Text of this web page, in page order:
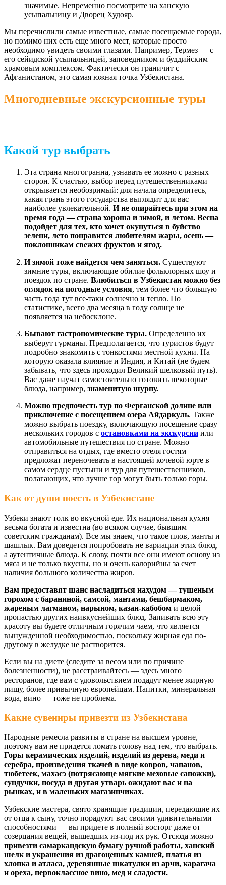
значимые. Непременно посмотрите на ханскую
усыпальницу и Дворец Худояр.
Мы перечислили самые известные, самые посещаемые города,
но помимо них есть еще много мест, которые просто
необходимо увидеть своими глазами. Например, Термез — с
его сейидской усыпальницей, заповедником и буддийским
храмовым комплексом. Фактически он граничит с
Афганистаном, это самая южная точка Узбекистана.
Многодневные экскурсионные туры
Какой тур выбрать
Эта страна многогранна, узнавать ее можно с разных
сторон. К счастью, выбор перед путешественниками
открывается необозримый: для начала определитесь,
какая грань этого государства выглядит для вас
наиболее увлекательной. И не опирайтесь при этом на
время года — страна хороша и зимой, и летом. Весна
подойдет для тех, кто хочет окунуться в буйство
зелени, лето понравится любителям жары, осень —
поклонникам свежих фруктов и ягод.
И зимой тоже найдется чем заняться. Существуют
зимние туры, включающие обилие фольклорных шоу и
поездок по стране. Влюбиться в Узбекистан можно без
оглядок на погодные условия, тем более что большую
часть года тут все-таки солнечно и тепло. По
статистике, всего два месяца в году солнце не
появляется на небосклоне.
Бывают гастрономические туры. Определенно их
выберут гурманы. Предполагается, что туристов будут
подробно знакомить с тонкостями местной кухни. На
которую оказала влияние и Индия, и Китай (не будем
забывать, что здесь проходил Великий шелковый путь).
Вас даже научат самостоятельно готовить некоторые
блюда, например, знаменитую шурпу.
Можно предпочесть тур по Ферганской долине или
приключение с посещением озера Айдаркуль. Также
можно выбрать поездку, включающую посещение сразу
нескольких городов с остановками на экскурсии или
автомобильные путешествия по стране. Можно
отправиться на отдых, где вместо отеля гостям
предложат переночевать в настоящей кочевой юрте в
самом сердце пустыни и тур для путешественников,
полагающих, что лучше гор могут быть только горы.
Как от души поесть в Узбекистане
Узбеки знают толк во вкусной еде. Их национальная кухня
весьма богата и известна (во всяком случае, бывшим
советским гражданам). Все мы знаем, что такое плов, манты и
шашлык. Вам доведется попробовать не вариации этих блюд,
а аутентичные блюда. К слову, почти все они имеют основу из
мяса и не только вкусны, но и очень калорийны за счет
наличия большого количества жиров.
Вам предоставят шанс насладиться нахудом — тушеным
горохом с бараниной, самсой, мантами, бешбармаком,
жареным лагманом, нарыном, казан-кабобом и целой
пропастью других наивкуснейших блюд. Запивать всю эту
красоту вы будете отличным горячим чаем, что является
вынужденной необходимостью, поскольку жирная еда по-
другому в желудке не растворится.
Если вы на диете (следите за весом или по причине
болезненности), не расстраивайтесь — здесь много
ресторанов, где вам с удовольствием подадут менее жирную
пищу, более привычную европейцам. Напитки, минеральная
вода, вино — тоже не проблема.
Какие сувениры привезти из Узбекистана
Народные ремесла развиты в стране на высшем уровне,
поэтому вам не придется ломать голову над тем, что выбрать.
Горы керамических изделий, изделий из дерева, меди и
серебра, произведения ткачей в виде ковров, чапанов,
тюбетеек, махасэ (потрясающе мягкие меховые сапожки),
сундучки, посуда и другая утварь ожидают вас и на
рынках, и в маленьких магазинчиках.
Узбекские мастера, свято хранящие традиции, передающие их
от отца к сыну, точно порадуют вас своими удивительными
способностями — вы придете в полный восторг даже от
созерцания вещей, вышедших из-под их рук. Отсюда можно
привезти самаркандскую бумагу ручной работы, ханский
шелк и украшения из драгоценных камней, платья из
хлопка и атласа, деревянные шкатулки из арчи, карагача
и ореха, первоклассное вино, мед и сладости.